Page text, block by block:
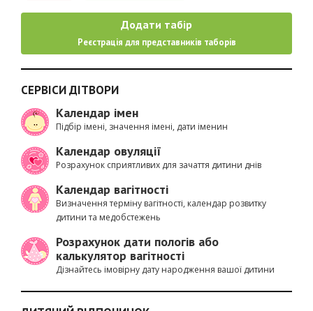
Додати табір
Реєстрація для представників таборів
СЕРВІСИ ДІТВОРИ
Календар імен
Підбір імені, значення імені, дати іменин
Календар овуляції
Розрахунок сприятливих для зачаття дитини днів
Календар вагітності
Визначення терміну вагітності, календар розвитку
дитини та медобстежень
Розрахунок дати пологів або
калькулятор вагітності
Дізнайтесь імовірну дату народження вашої дитини